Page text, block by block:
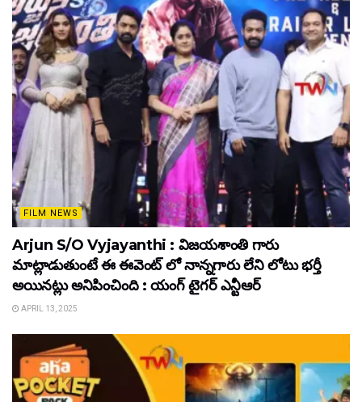
FILM NEWS
Arjun S/O Vyjayanthi : విజయశాంతి గారు
మాట్లాడుతుంటే ఈ ఈవెంట్ లో నాన్నగారు లేని లోటు భర్తీ
అయినట్లు అనిపించింది : యంగ్ టైగర్ ఎన్టీఆర్
APRIL 13, 2025